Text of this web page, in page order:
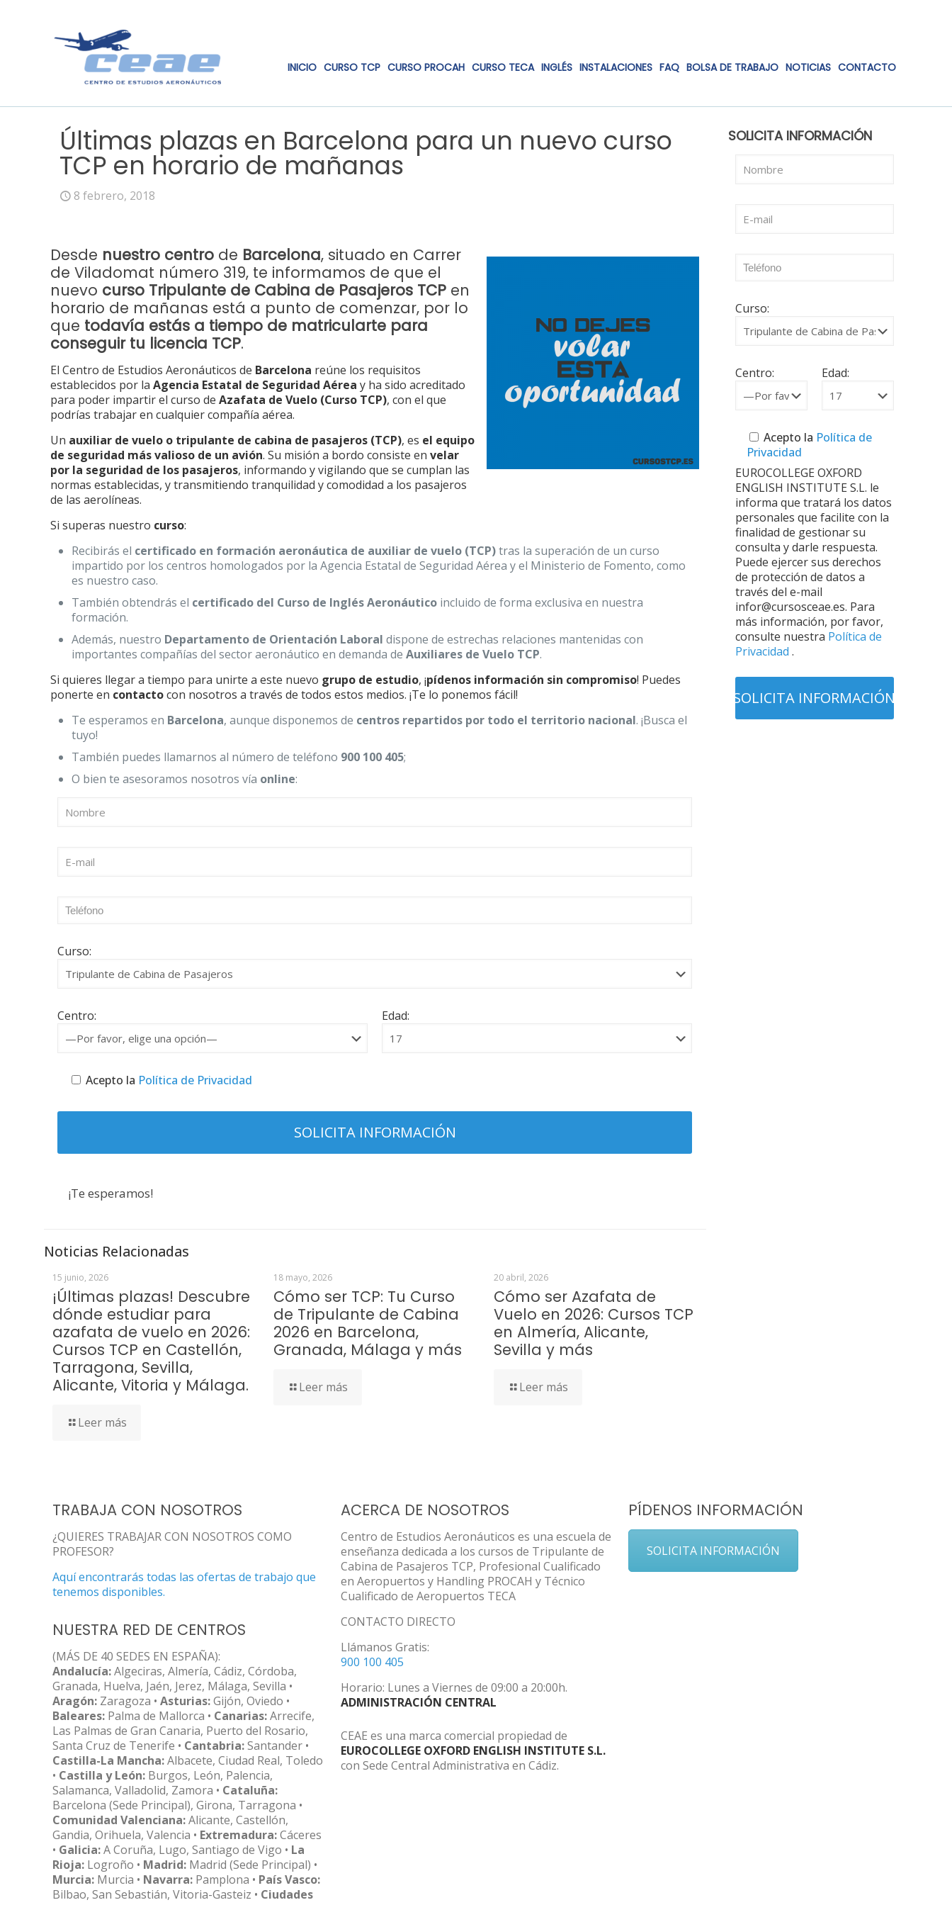
INICIO CURSO TCP CURSO PROCAH CURSO TECA INGLÉS INSTALACIONES FAQ BOLSA DE TRABAJO NOTICIAS CONTACTO
Últimas plazas en Barcelona para un nuevo curso
TCP en horario de mañanas
8 febrero, 2018
Desde nuestro centro de Barcelona, situado en Carrer
de Viladomat número 319, te informamos de que el
nuevo curso Tripulante de Cabina de Pasajeros TCP en
horario de mañanas está a punto de comenzar, por lo
que todavía estás a tiempo de matricularte para
conseguir tu licencia TCP.
El Centro de Estudios Aeronáuticos de Barcelona reúne los requisitos
establecidos por laAgencia Estatal de Seguridad Aérea y ha sido acreditado
para poder impartir el curso deAzafata de Vuelo (Curso TCP), con el que
podrías trabajar en cualquier compañía aérea.
Un auxiliar de vuelo o tripulante de cabina de pasajeros (TCP), es el equipo
de seguridad más valioso de un avión. Su misión a bordo consiste envelar
por la seguridad de los pasajeros, informando y vigilando que se cumplan las
normas establecidas, y transmitiendo tranquilidad y comodidad a los pasajeros
de las aerolíneas.
Si superas nuestro curso:
Recibirás el certificado en formación aeronáutica de auxiliar de vuelo (TCP)tras la superación de un curso
impartido por los centros homologados por la Agencia Estatal de Seguridad Aérea y el Ministerio de Fomento, como
es nuestro caso.
También obtendrás el certificado del Curso de Inglés Aeronáutico incluido de forma exclusiva en nuestra
formación.
Además, nuestro Departamento de Orientación Laboraldispone de estrechas relaciones mantenidas con
importantes compañías del sector aeronáutico en demanda deAuxiliares de Vuelo TCP.
Si quieres llegar a tiempo para unirte a este nuevo grupo de estudio, ¡pídenos información sin compromiso! Puedes
ponerte en contactocon nosotros a través de todos estos medios. ¡Te lo ponemos fácil!
Te esperamos en Barcelona, aunque disponemos de centros repartidos por todo el territorio nacional. ¡Busca el
tuyo!
También puedes llamarnos al número de teléfono 900 100 405;
O bien te asesoramos nosotros vía online:
Curso:
Centro: Edad:
Acepto la Política de Privacidad
¡Te esperamos!
Noticias Relacionadas
15 junio, 2026
¡Últimas plazas! Descubre
dónde estudiar para
azafata de vuelo en 2026:
Cursos TCP en Castellón,
Tarragona, Sevilla,
Alicante, Vitoria y Málaga.
Leer más
18 mayo, 2026
Cómo ser TCP: Tu Curso
de Tripulante de Cabina
2026 en Barcelona,
Granada, Málaga y más
Leer más
20 abril, 2026
Cómo ser Azafata de
Vuelo en 2026: Cursos TCP
en Almería, Alicante,
Sevilla y más
Leer más
SOLICITA INFORMACIÓN
Curso:
Centro: Edad:
Acepto la Política de
Privacidad
EUROCOLLEGE OXFORD
ENGLISH INSTITUTE S.L. le
informa que tratará los datos
personales que facilite con la
finalidad de gestionar su
consulta y darle respuesta.
Puede ejercer sus derechos
de protección de datos a
través del e-mail
infor@cursosceae.es. Para
más información, por favor,
consulte nuestra Política de
Privacidad .
TRABAJA CON NOSOTROS
¿QUIERES TRABAJAR CON NOSOTROS COMO
PROFESOR?
Aquí encontrarás todas las ofertas de trabajo que
tenemos disponibles.
NUESTRA RED DE CENTROS
(MÁS DE 40 SEDES EN ESPAÑA):
Andalucía:Algeciras, Almería, Cádiz, Córdoba,
Granada, Huelva, Jaén, Jerez, Málaga, Sevilla •
Aragón: Zaragoza • Asturias:Gijón, Oviedo •
Baleares: Palma de Mallorca • Canarias:Arrecife,
Las Palmas de Gran Canaria, Puerto del Rosario,
Santa Cruz de Tenerife • Cantabria:Santander •
Castilla-La Mancha:Albacete, Ciudad Real, Toledo
• Castilla y León: Burgos, León, Palencia,
Salamanca, Valladolid, Zamora • Cataluña:
Barcelona (Sede Principal), Girona, Tarragona •
Comunidad Valenciana:Alicante, Castellón,
Gandia, Orihuela, Valencia • Extremadura:Cáceres
• Galicia:A Coruña, Lugo, Santiago de Vigo • La
Rioja: Logroño • Madrid: Madrid (Sede Principal) •
Murcia: Murcia • Navarra: Pamplona • País Vasco:
Bilbao, San Sebastián, Vitoria-Gasteiz • Ciudades
ACERCA DE NOSOTROS
Centro de Estudios Aeronáuticos es una escuela de
enseñanza dedicada a los cursos de Tripulante de
Cabina de Pasajeros TCP, Profesional Cualificado
en Aeropuertos y Handling PROCAH y Técnico
Cualificado de Aeropuertos TECA
CONTACTO DIRECTO
Llámanos Gratis:
900 100 405
Horario: Lunes a Viernes de 09:00 a 20:00h.
ADMINISTRACIÓN CENTRAL
CEAE es una marca comercial propiedad de
EUROCOLLEGE OXFORD ENGLISH INSTITUTE S.L.
con Sede Central Administrativa en Cádiz.
PÍDENOS INFORMACIÓN
SOLICITA INFORMACIÓN